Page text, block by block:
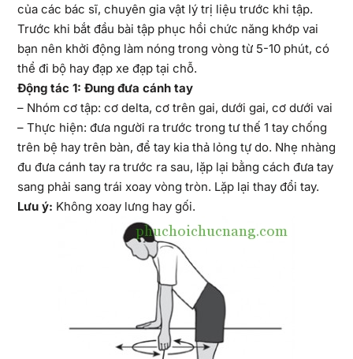
của các bác sĩ, chuyên gia vật lý trị liệu trước khi tập.
Trước khi bắt đầu bài tập phục hồi chức năng khớp vai
bạn nên khởi động làm nóng trong vòng từ 5-10 phút, có
thể đi bộ hay đạp xe đạp tại chỗ.
Động tác 1: Đung đưa cánh tay
– Nhóm cơ tập: cơ delta, cơ trên gai, dưới gai, cơ dưới vai
– Thực hiện: đưa người ra trước trong tư thế 1 tay chống
trên bệ hay trên bàn, để tay kia thả lỏng tự do. Nhẹ nhàng
đu đưa cánh tay ra trước ra sau, lặp lại bằng cách đưa tay
sang phải sang trái xoay vòng tròn. Lặp lại thay đổi tay.
Lưu ý: Không xoay lưng hay gối.